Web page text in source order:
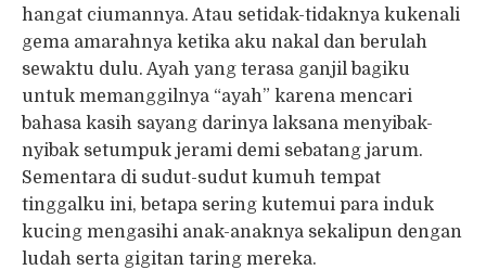
hangat ciumannya. Atau setidak-tidaknya kukenali
gema amarahnya ketika aku nakal dan berulah
sewaktu dulu. Ayah yang terasa ganjil bagiku
untuk memanggilnya “ayah” karena mencari
bahasa kasih sayang darinya laksana menyibak-
nyibak setumpuk jerami demi sebatang jarum.
Sementara di sudut-sudut kumuh tempat
tinggalku ini, betapa sering kutemui para induk
kucing mengasihi anak-anaknya sekalipun dengan
ludah serta gigitan taring mereka.